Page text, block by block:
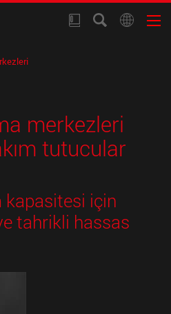
merkezleri
tutucular
için
tahrikli hassas